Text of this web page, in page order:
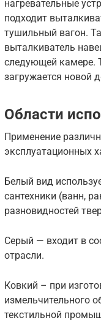
нагревательные
подходит
тушильный вагон.
выталкиватель
следующей камере.
загружается новой
Области
Применение
эксплуатационных
Белый вид
сантехники (ванн,
разновидностей
Серый — входит в
отрасли.
Ковкий – при
измельчительного
текстильной